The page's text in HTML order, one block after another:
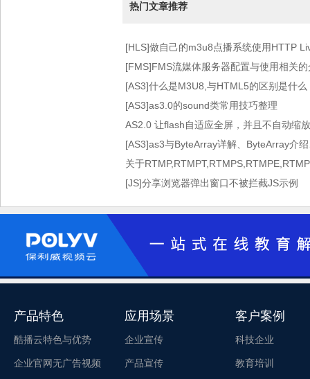
热门文章推荐
[HLS]做自己的m3u8点播系统使用HTTP
术）
[FMS]FMS流媒体服务器配置与使用相关的
[AS3]什么是M3U8,与HTML5的区别是什么
[AS3]as3.0的sound类常用技巧整理
AS2.0 让flash自适应全屏，并且不自动缩放
[AS3]as3与ByteArray详解、ByteArray介
关于
[JS]分享浏览器弹出窗口不被拦截JS示例
产品特色
酷播云特色与优势
企业官网无广告视频
应用场景
企业宣传
产品宣传
客户案例
科技企业
教育培训